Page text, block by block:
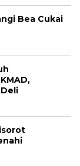
Bea Cukai